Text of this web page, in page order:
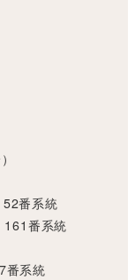
番系統
番系統
番系統